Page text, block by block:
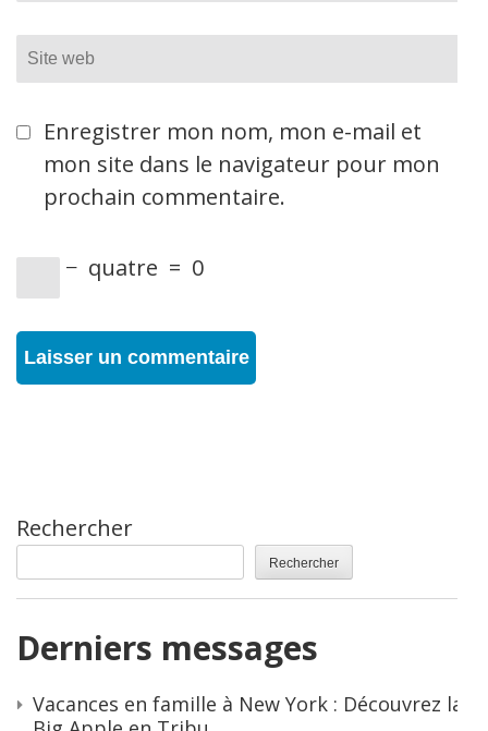
Site
web
Enregistrer mon nom, mon e-mail et
mon site dans le navigateur pour mon
prochain commentaire.
− quatre = 0
Rechercher
Rechercher
Derniers messages
Vacances en famille à New York : Découvrez la